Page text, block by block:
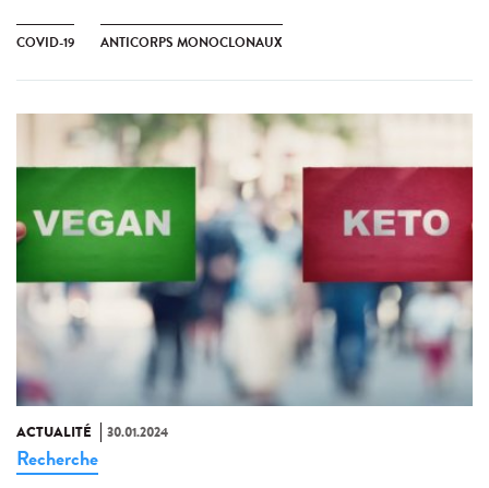
COVID-19 ANTICORPS MONOCLONAUX
ACTUALITÉ 30.01.2024
Recherche